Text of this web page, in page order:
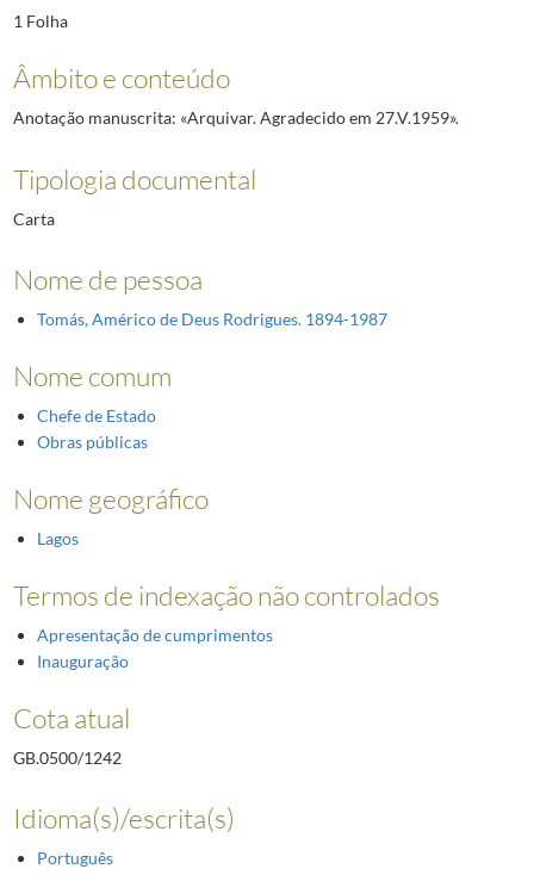
1 Folha
Âmbito e conteúdo
Anotação manuscrita: «Arquivar. Agradecido em 27.V.1959».
Tipologia documental
Carta
Nome de pessoa
Tomás, Américo de Deus Rodrigues. 1894-1987
Nome comum
Chefe de Estado
Obras públicas
Nome geográfico
Lagos
Termos de indexação não controlados
Apresentação de cumprimentos
Inauguração
Cota atual
GB.0500/1242
Idioma(s)/escrita(s)
Português